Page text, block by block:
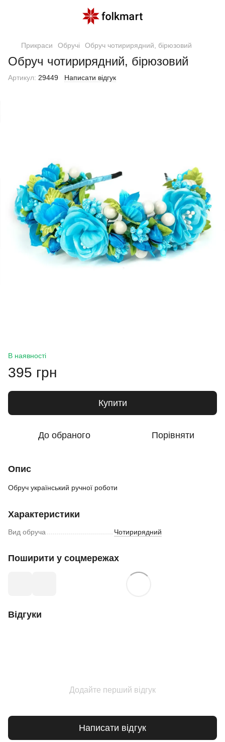
Прикраси Обручі Обруч чотирирядний, бірюзовий
Обруч чотирирядний, бірюзовий
Артикул: 29449 Написати відгук
В наявності
395 грн
Купити
До обраного Порівняти
Опис
Обруч український ручної роботи
Характеристики
Вид обруча Чотирирядний
Поширити у соцмережах
Відгуки
Додайте перший відгук
Написати відгук